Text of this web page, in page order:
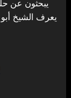
يبحثون عن
يعرف الشيخ أبو